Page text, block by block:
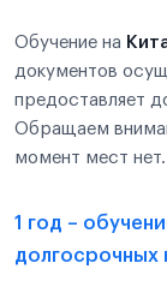
Обучение на
документов
предоставляет
Обращаем
момент мест нет.
1 год –
долгосрочных